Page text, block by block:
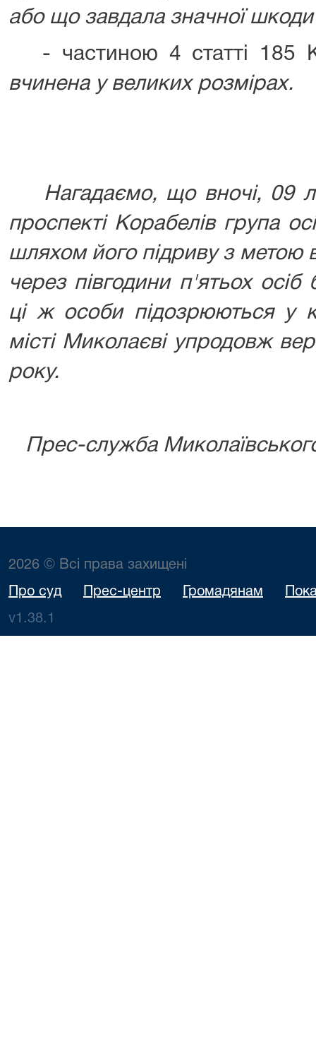
або що завдала значної шкоди
- частиною 4 статті 185
вчинена у великих розмірах.
Нагадаємо, що вночі, 09
проспекті Корабелів група
шляхом його підриву з метою
через півгодини п'ятьох
ці ж особи підозрюються у
місті Миколаєві упродовж
року.
Прес-служба
2026 © Всі права захищені
Про суд Прес-центр Громадянам
v1.38.1